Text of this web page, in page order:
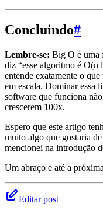
Concluindo#
Lembre-se: Big O é uma
diz “esse algoritmo é
entende exatamente o
em escala. Dominar essa
software que funciona
crescerem 100x.
Espero que este artigo
muito algo que gostaria
mencionei na introdução
Um abraço e até a
Editar post